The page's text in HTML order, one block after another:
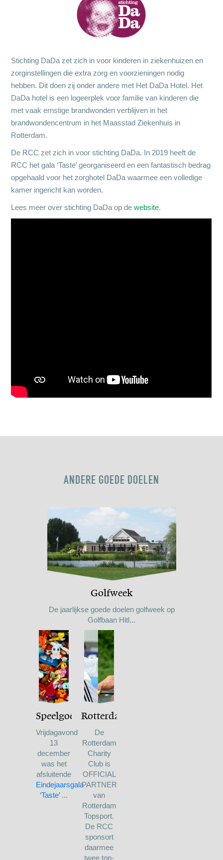
Stichting DaDa zet zich in voor kinderen in ziekenhuizen en
zorginstellingen die extra zorg en voorzieningen nodig
hebben. Dit doen zij onder andere met Het DaDa Hotel. Het
DaDa hotel is een logeerplek voor familie van kinderen die
met vaak ernstige brandwonden verblijven in het
brandwondencentrum in het Maasstad Ziekenhuis in
Rotterdam.
De RCC zet zich in voor stichting DaDa. In 2019 heeft de
RCC het gala ‘Taste’ georganiseerd en een fantastisch bedrag
opgehaald voor het zorghotel DaDa waarmee een volledige
kamer ingericht kan worden.
Lees meer over stichting DaDa op dewebsite.
ANDERE GOEDE DOELEN
Golfweek
De jaarlijkse goede doelen golfweek op
Golfbaan Hitl...
Speelgoedpallets
Vrijdagavond
13
december
was het
afsluitende
Eindejaarsgala
‘Taste’...
Rotterdam
Topsport
De
Rotterdam
Charity
Club is
OFFICIAL
PARTNER
van
Rotterdam
Topsport.
De RCC
sponsort
daarmee
twee top-